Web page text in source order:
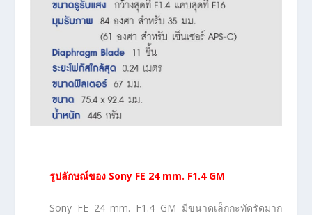
รูปลักษณ์ของ Sony FE 24 mm. F1.4 GM
Sony FE 24 mm. F1.4 GM มีขนาดเล็กกะทัดรัดมาก